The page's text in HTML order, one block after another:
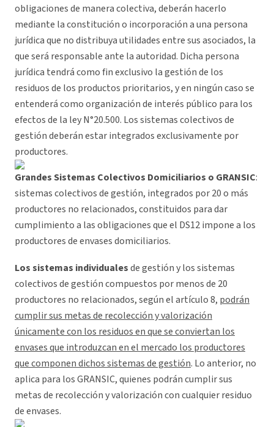
obligaciones de manera colectiva, deberán hacerlo
mediante la constitución o incorporación a una persona
jurídica que no distribuya utilidades entre sus asociados, la
que será responsable ante la autoridad. Dicha persona
jurídica tendrá como fin exclusivo la gestión de los
residuos de los productos prioritarios, y en ningún caso se
entenderá como organización de interés público para los
efectos de la ley N°20.500. Los sistemas colectivos de
gestión deberán estar integrados exclusivamente por
productores.
Grandes Sistemas Colectivos Domiciliarios o GRANSIC:
sistemas colectivos de gestión, integrados por 20 o más
productores no relacionados, constituidos para dar
cumplimiento a las obligaciones que el DS12 impone a los
productores de envases domiciliarios.
Los sistemas individualesde gestión y los sistemas
colectivos de gestión compuestos por menos de 20
productores no relacionados, según el artículo 8, podrán
cumplir sus metas de recolección y valorización
únicamente con los residuos en que se conviertan los
envases que introduzcan en el mercado los productores
que componen dichos sistemas de gestión. Lo anterior, no
aplica para los GRANSIC, quienes podrán cumplir sus
metas de recolección y valorización con cualquier residuo
de envases.